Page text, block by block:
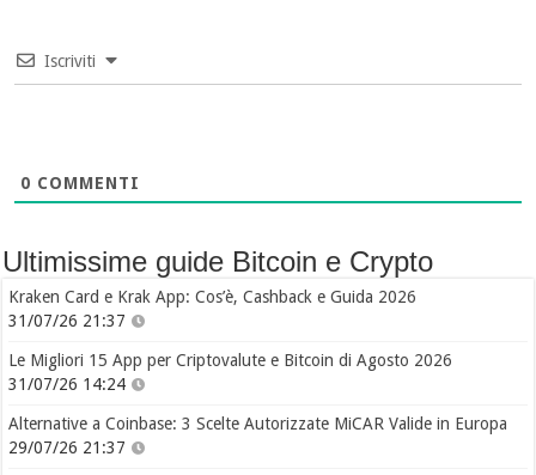
Iscriviti
0 COMMENTI
Ultimissime guide Bitcoin e Crypto
Kraken Card e Krak App: Cos’è, Cashback e Guida 2026
31/07/26 21:37
Le Migliori 15 App per Criptovalute e Bitcoin di Agosto 2026
31/07/26 14:24
Alternative a Coinbase: 3 Scelte Autorizzate MiCAR Valide in Europa
29/07/26 21:37